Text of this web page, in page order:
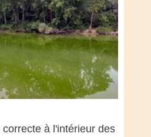
à l'intérieur des